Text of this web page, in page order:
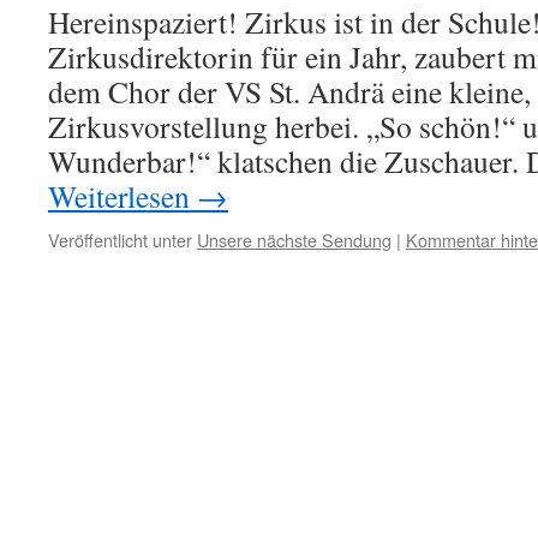
Hereinspaziert! Zirkus ist in der
Zirkusdirektorin für ein Jahr, zaubert
dem Chor der VS St. Andrä eine
Zirkusvorstellung herbei. „So schön!“
Wunderbar!“ klatschen die
Weiterlesen →
Veröffentlicht unter Unsere nächste Sendung | Kommentar